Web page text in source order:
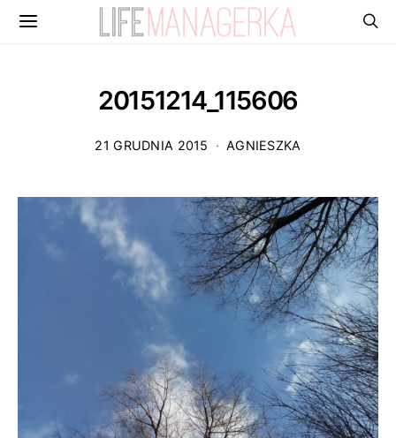
20151214_115606
21 GRUDNIA 2015 AGNIESZKA